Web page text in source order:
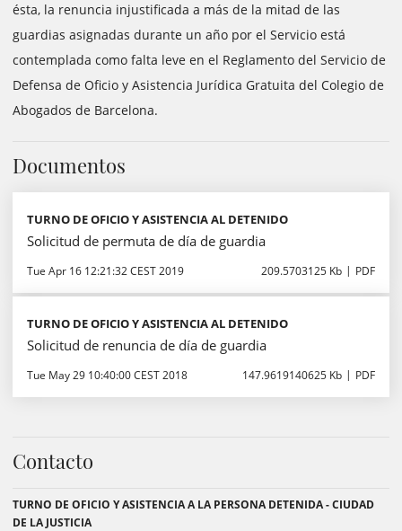
ésta, la renuncia injustificada a más de la mitad de las
guardias asignadas durante un año por el Servicio está
contemplada como falta leve en el Reglamento del Servicio de
Defensa de Oficio y Asistencia Jurídica Gratuita del Colegio de
Abogados de Barcelona.
Documentos
TURNO DE OFICIO Y ASISTENCIA AL DETENIDO
Solicitud de permuta de día de guardia
Tue Apr 16 12:21:32 CEST 2019 209.5703125 Kb PDF
TURNO DE OFICIO Y ASISTENCIA AL DETENIDO
Solicitud de renuncia de día de guardia
Tue May 29 10:40:00 CEST 2018 147.9619140625 Kb PDF
Contacto
TURNO DE OFICIO Y ASISTENCIA A LA PERSONA DETENIDA - CIUDAD
DE LA JUSTICIA